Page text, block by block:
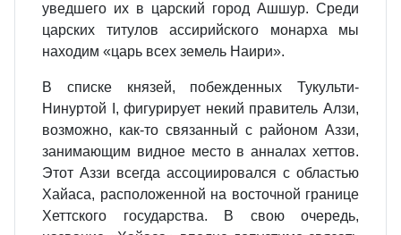
уведшего их в царский город Ашшур. Среди
царских титулов ассирийского монарха мы
находим «царь всех земель Наири».
В списке князей, побежденных Тукульти-
Нинуртой I, фигурирует некий правитель Алзи,
возможно, как-то связанный с районом Аззи,
занимающим видное место в анналах хеттов.
Этот Аззи всегда ассоциировался с областью
Хайаса, расположенной на восточной границе
Хеттского государства. В свою очередь,